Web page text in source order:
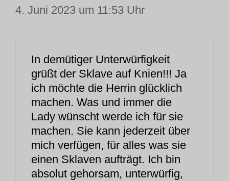
4. Juni 2023 um 11:53 Uhr
In demütiger Unterwürfigkeit
grüßt der Sklave auf Knien!!! Ja
ich möchte die Herrin glücklich
machen. Was und immer die
Lady wünscht werde ich für sie
machen. Sie kann jederzeit über
mich verfügen, für alles was sie
einen Sklaven aufträgt. Ich bin
absolut gehorsam, unterwürfig,